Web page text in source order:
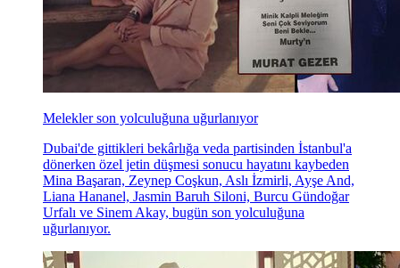
Melekler son yolculuğuna uğurlanıyor
Dubai'de gittikleri bekârlığa veda partisinden İstanbul'a
dönerken özel jetin düşmesi sonucu hayatını kaybeden
Mina Başaran, Zeynep Coşkun, Aslı İzmirli, Ayşe And,
Liana Hananel, Jasmin Baruh Siloni, Burcu Gündoğar
Urfalı ve Sinem Akay, bugün son yolculuğuna
uğurlanıyor.